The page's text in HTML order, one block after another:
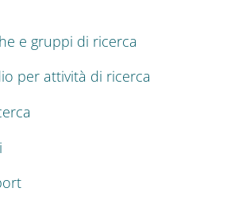
NAVIGATION
e gruppi di ricerca
per attività di ricerca